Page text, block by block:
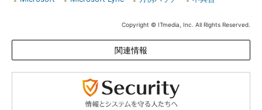
Copyright © ITmedia, Inc. All Rights Reserved.
関連情報